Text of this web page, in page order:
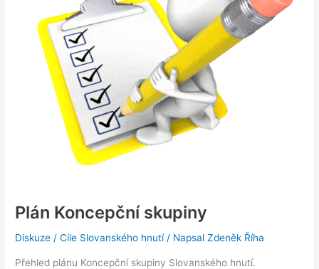
Plán Koncepční skupiny
Diskuze /Cíle Slovanského hnutí/ NapsalZdeněk Říha
Přehled plánu Koncepční skupiny Slovanského hnutí.